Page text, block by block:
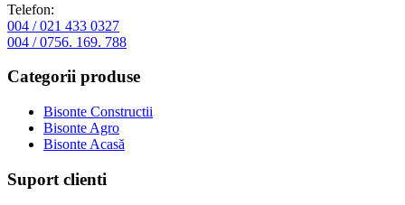
Telefon:
004 / 021 433 0327
004 / 0756. 169. 788
Categorii produse
Bisonte Constructii
Bisonte Agro
Bisonte Acasă
Suport clienti